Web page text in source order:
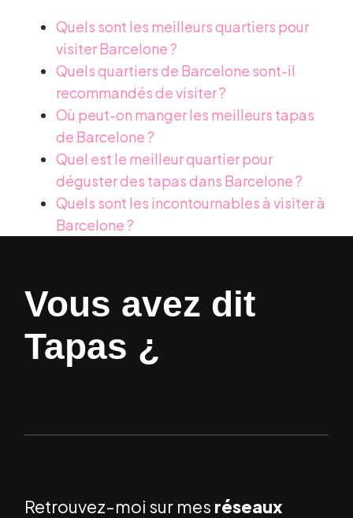
Quels sont les meilleurs quartiers pour
visiter Barcelone ?
Quels quartiers de Barcelone sont-il
recommandés de visiter ?
Où peut-on manger les meilleurs tapas
de Barcelone ?
Quel est le meilleur quartier pour
déguster des tapas dans Barcelone ?
Quels sont les incontournables à visiter à
Barcelone ?
Vous avez dit
Tapas ¿
Retrouvez-moi sur mes réseaux